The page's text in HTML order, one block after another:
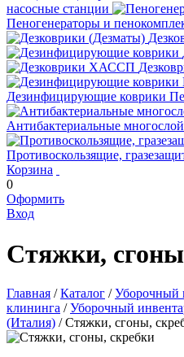
насосные станции
Пеногенераторы и
Дезинфицирующие коврики
Антибактериальные
Противоскользящие,
Корзина
0
Оформить
Вход
Стяжки,
Главная / Каталог / Уборочный
клининга / Уборочный
(Италия) / Стяжки, сгоны,